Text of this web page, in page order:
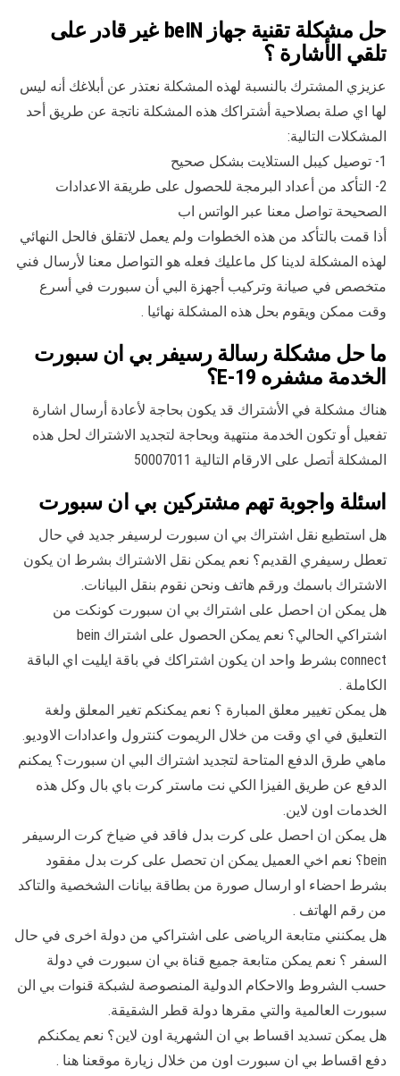
حل مشكلة تقنية جهاز beIN غير قادر على
تلقي الأشارة ؟
عزيزي المشترك بالنسبة لهذه المشكلة نعتذر عن أبلاغك أنه ليس
لها اي صلة بصلاحية أشتراكك هذه المشكلة ناتجة عن طريق أحد
المشكلات التالية:
1- توصيل كيبل الستلايت بشكل صحيح
2- التأكد من أعداد البرمجة للحصول على طريقة الاعدادات
الصحيحة تواصل معنا عبر الواتس اب
أذا قمت بالتأكد من هذه الخطوات ولم يعمل لاتقلق فالحل النهائي
لهذه المشكلة لدينا كل ماعليك فعله هو التواصل معنا لأرسال فني
متخصص في صيانة وتركيب أجهزة البي أن سبورت في أسرع
وقت ممكن ويقوم بحل هذه المشكلة نهائيا .
ما حل مشكلة رسالة رسيفر بي ان سبورت
الخدمة مشفره E-19؟
هناك مشكلة في الأشتراك قد يكون بحاجة لأعادة أرسال اشارة
تفعيل أو تكون الخدمة منتهية وبحاجة لتجديد الاشتراك لحل هذه
المشكلة أتصل على الارقام التالية 50007011
اسئلة واجوبة تهم مشتركين بي ان سبورت
هل استطيع نقل اشتراك بي ان سبورت لرسيفر جديد في حال
تعطل رسيفري القديم؟ نعم يمكن نقل الاشتراك بشرط ان يكون
الاشتراك باسمك ورقم هاتف ونحن نقوم بنقل البيانات.
هل يمكن ان احصل على اشتراك بي ان سبورت كونكت من
اشتراكي الحالي؟ نعم يمكن الحصول على اشتراك bein
connect بشرط واحد ان يكون اشتراكك في باقة ايليت اي الباقة
الكاملة .
هل يمكن تغيير معلق المبارة ؟ نعم يمكنكم تغير المعلق ولغة
التعليق في اي وقت من خلال الريموت كنترول واعدادات الاوديو.
ماهي طرق الدفع المتاحة لتجديد اشتراك البي ان سبورت؟ يمكنم
الدفع عن طريق الفيزا الكي نت ماستر كرت باي بال وكل هذه
الخدمات اون لاين.
هل يمكن ان احصل على كرت بدل فاقد في ضياخ كرت الرسيفر
bein؟ نعم اخي العميل يمكن ان تحصل على كرت بدل مفقود
بشرط احضاء او ارسال صورة من بطاقة بيانات الشخصية والتاكد
من رقم الهاتف .
هل يمكنني متابعة الرياضى على اشتراكي من دولة اخرى في حال
السفر ؟ نعم يمكن متابعة جميع قناة بي ان سبورت في دولة
حسب الشروط والاحكام الدولية المنصوصة لشبكة قنوات بي الن
سبورت العالمية والتي مقرها دولة قطر الشقيقة.
هل يمكن تسديد اقساط بي ان الشهرية اون لاين؟ نعم يمكنكم
دفع اقساط بي ان سبورت اون من خلال زيارة موقعنا هنا .